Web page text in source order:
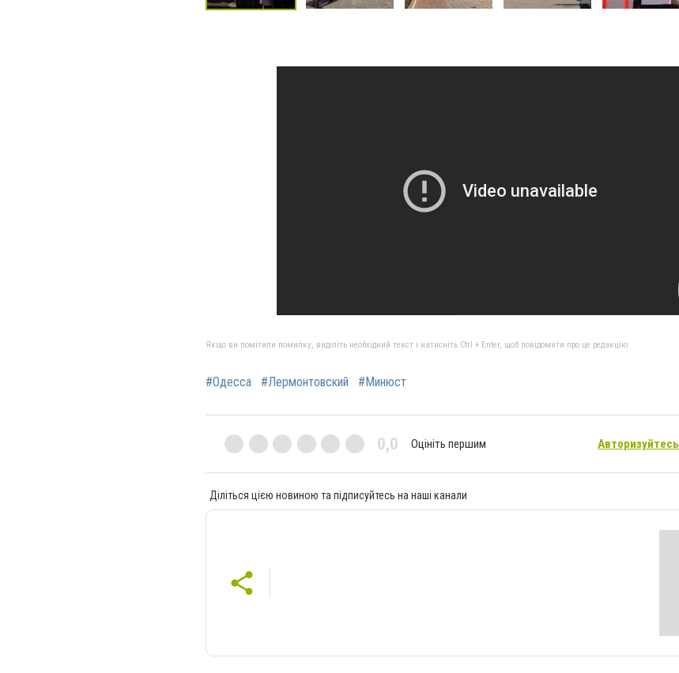
Якщо ви помітили помилку, виділіть необхідний текст і натисніть Ctrl + Enter, щоб повідомити про це редакцію
#Одесса #Лермонтовский #Минюст
0,0 Оцініть першим Авторизуйтесь
Діліться цією новиною та підписуйтесь на наші канали